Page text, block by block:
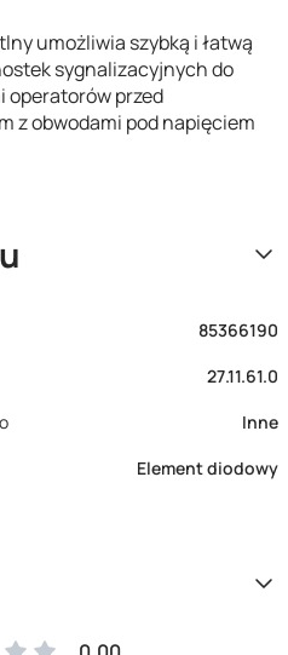
umożliwia szybką i łatwą
sygnalizacyjnych do
operatorów przed
z obwodami pod napięciem
85366190
27.11.61.0
Inne
Element diodowy